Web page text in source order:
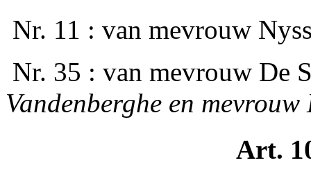
Nr. 11 : van mevrouw
Nr. 35 : van mevrouw De
Vandenberghe en
Art.